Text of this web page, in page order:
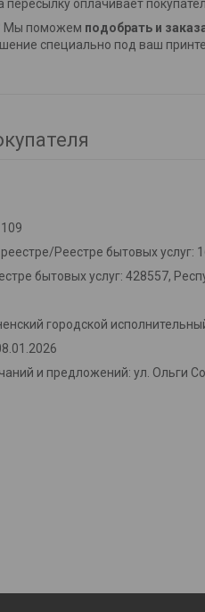
пересылку оплачивает
Мы поможем подобрать и
специально под ваш
Реестре бытовых услуг:
бытовых услуг: 428557,
городской
и предложений: ул. Ольги